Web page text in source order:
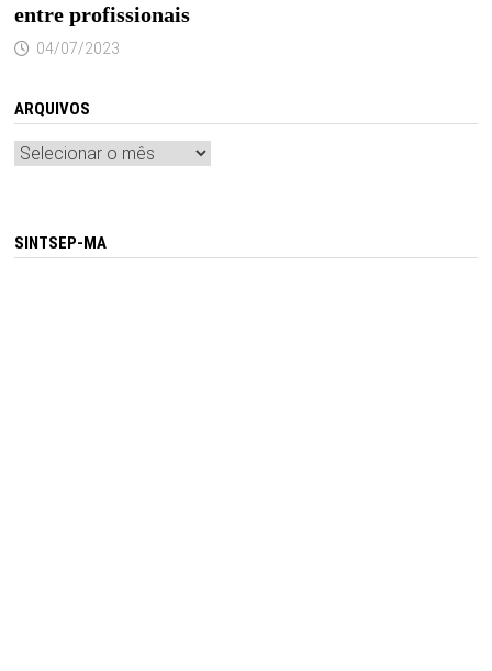
entre profissionais
04/07/2023
ARQUIVOS
Arquivos
SINTSEP-MA